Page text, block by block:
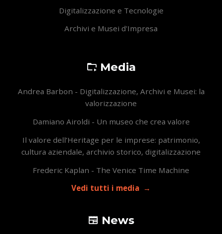
Digitalizzazione e Tecnologie
Archivi e Musei d'Impresa
Media
Andrea Barbon - Digitalizzazione, Archivi e Musei: la
valorizzazione
Damiano Airoldi - Un museo che crea valore
Il valore dell’Heritage per le imprese: patrimonio,
cultura aziendale, archivio storico, digitalizzazione
Frederic Kaplan - The Venice Time Machine
Vedi tutti i media
News